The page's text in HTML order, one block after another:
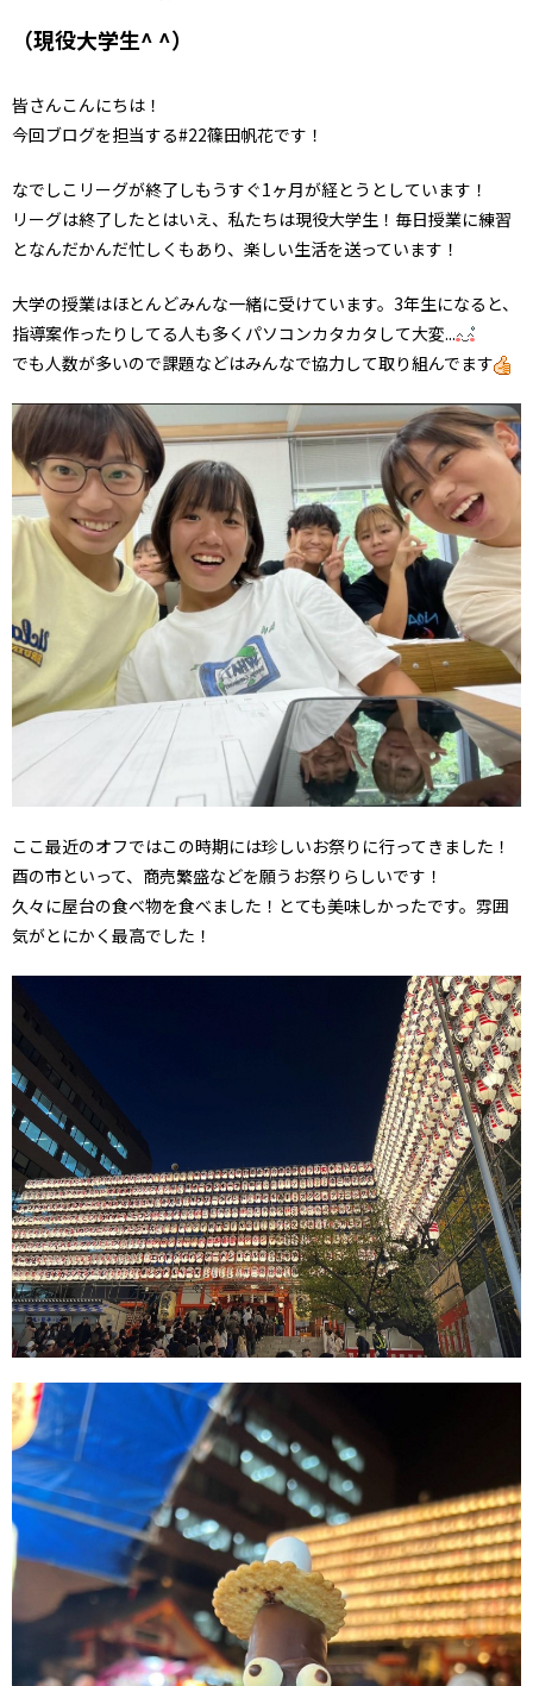
（現役大学生^ ^）
皆さんこんにちは！
今回ブログを担当する#22篠田帆花です！
なでしこリーグが終了しもうすぐ1ヶ月が経とうとしています！
リーグは終了したとはいえ、私たちは現役大学生！毎日授業に練習
となんだかんだ忙しくもあり、楽しい生活を送っています！
大学の授業はほとんどみんな一緒に受けています。3年生になると、
指導案作ったりしてる人も多くパソコンカタカタして大変...
でも人数が多いので課題などはみんなで協力して取り組んでます
ここ最近のオフではこの時期には珍しいお祭りに行ってきました！
酉の市といって、商売繁盛などを願うお祭りらしいです！
久々に屋台の食べ物を食べました！とても美味しかったです。雰囲
気がとにかく最高でした！